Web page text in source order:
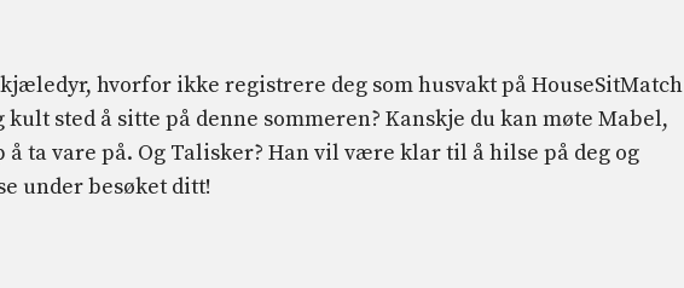
hvorfor ikke registrere deg som husvakt på HouseSitMatch
sted å sitte på denne sommeren? Kanskje du kan møte Mabel,
ta vare på. Og Talisker? Han vil være klar til å hilse på deg og
under besøket ditt!